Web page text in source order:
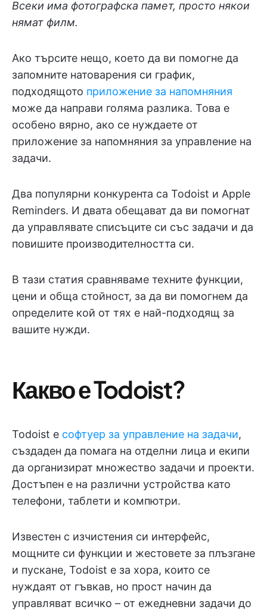
Всеки има фотографска памет, просто някои
нямат филм.
Ако търсите нещо, което да ви помогне да
запомните натоварения си график,
подходящото приложение за напомняния
може да направи голяма разлика. Това е
особено вярно, ако се нуждаете от
приложение за напомняния за управление на
задачи.
Два популярни конкурента са Todoist и Apple
Reminders. И двата обещават да ви помогнат
да управлявате списъците си със задачи и да
повишите производителността си.
В тази статия сравняваме техните функции,
цени и обща стойност, за да ви помогнем да
определите кой от тях е най-подходящ за
вашите нужди.
Какво е Todoist?
Todoist е софтуер за управление на задачи,
създаден да помага на отделни лица и екипи
да организират множество задачи и проекти.
Достъпен е на различни устройства като
телефони, таблети и компютри.
Известен с изчистения си интерфейс,
мощните си функции и жестовете за плъзгане
и пускане, Todoist е за хора, които се
нуждаят от гъвкав, но прост начин да
управляват всичко – от ежедневни задачи до